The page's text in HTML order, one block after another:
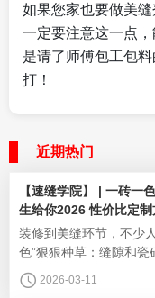
如果您家也要做美
一定要注意这一点
是请了师傅包工包
打！
近期热门
【速缝学院】 | 一砖一
生给你2026 性价比定制
装修到美缝环节，不少
色”狠狠种草：缝隙和瓷
风、极简风的高级感直
结美缝颜色翻车，视觉
2026-03-11